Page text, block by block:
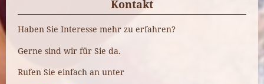
Kontakt
Haben Sie Interesse mehr zu erfahren?
Gerne sind wir für Sie da.
Rufen Sie einfach an unter